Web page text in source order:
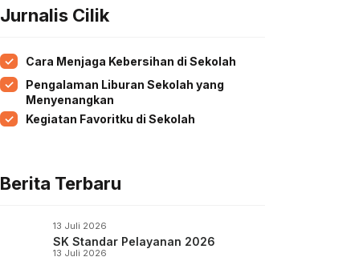
Jurnalis Cilik
Cara Menjaga Kebersihan di Sekolah
Pengalaman Liburan Sekolah yang
Menyenangkan
Kegiatan Favoritku di Sekolah
Berita Terbaru
13 Juli 2026
SK Standar Pelayanan 2026
13 Juli 2026